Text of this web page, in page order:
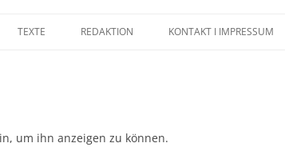
TEXTE REDAKTION KONTAKT I IMPRESSUM
um ihn anzeigen zu können.